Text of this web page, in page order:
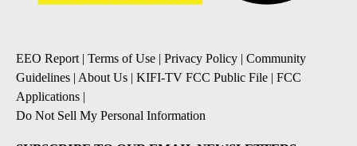
EEO Report| Terms of Use | Privacy Policy | Community
Guidelines | About Us | KIFI-TV FCC Public File | FCC
Applications |
Do Not Sell My Personal Information